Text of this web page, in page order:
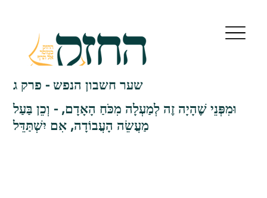
שער חשבון הנפש - פרק ג
וּמִפְּנֵי שֶׁהָיָה זֶה לְמַעְלָה מִכֹּחַ הָאָדָם, - וְכֵן בַּעַל
מַעֲשֵׂה הָעֲבוֹדָה, אִם יִשְׁתַּדֵּל